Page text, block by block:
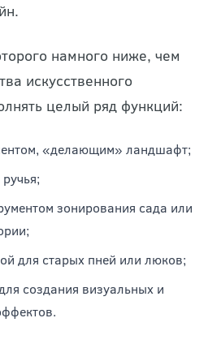
намного ниже, чем
искусственного
целый ряд функций:
«делающим» ландшафт;
зонирования сада или
для старых пней или люков;
создания визуальных и